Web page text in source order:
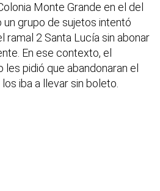
Monte Grande en el del
grupo de sujetos intentó
ramal 2 Santa Lucía sin abonar
En ese contexto, el
pidió que abandonaran el
iba a llevar sin boleto.